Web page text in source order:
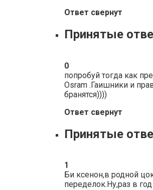
Ответ свернут
Принятые
0
попробуй тогда как
Osram .Гаишники и
бранятся))))
Ответ свернут
Принятые
1
Би ксенон,в родной
переделок.Ну,раз в